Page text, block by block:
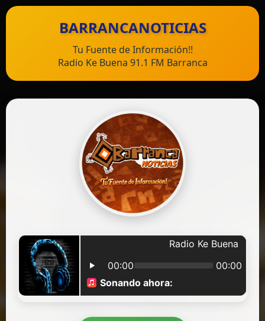
BARRANCANOTICIAS
Tu Fuente de Información!!
Radio Ke Buena 91.1 FM Barranca